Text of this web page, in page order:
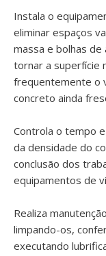
Instala o
eliminar espaços
massa e bolhas
tornar a superfície
frequentemente o
concreto ainda
Controla o tempo
da densidade do
conclusão dos
equipamentos de
Realiza
limpando-os,
executando